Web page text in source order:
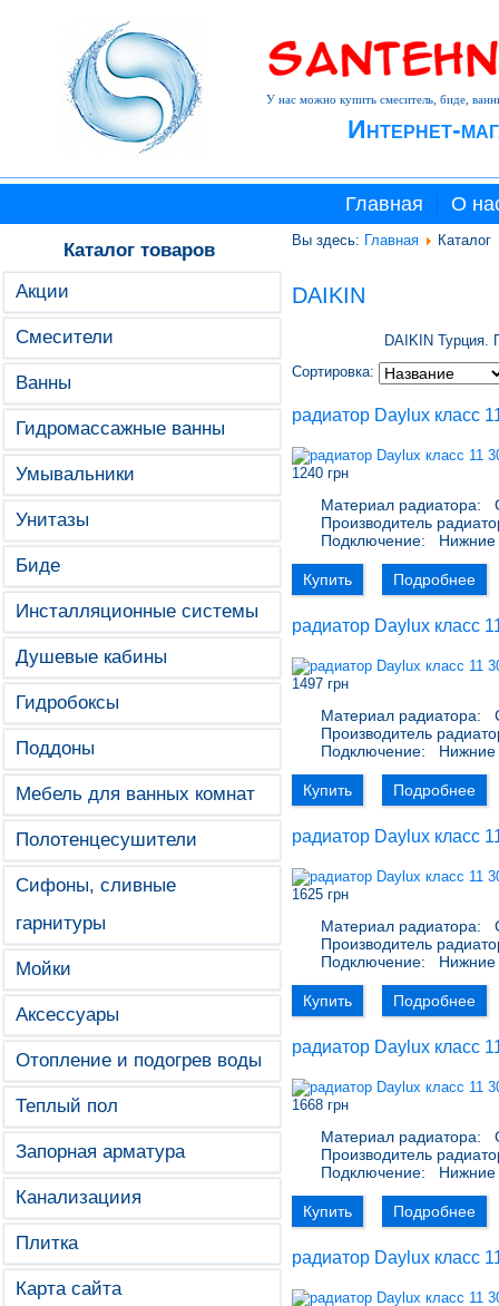
Интернет-
У нас можно купить смеситель, биде,
Главная О
Каталог товаров
Акции
Смесители
Ванны
Гидромассажные ванны
Умывальники
Унитазы
Биде
Инсталляционные системы
Душевые кабины
Гидробоксы
Поддоны
Мебель для ванных комнат
Полотенцесушители
Сифоны, сливные
гарнитуры
Мойки
Аксессуары
Отопление и подогрев воды
Теплый пол
Запорная арматура
Канализациия
Плитка
Карта сайта
Вы здесь: Главная Каталог
DAIKIN
DAIKIN Турция.
Сортировка:
радиатор Daylux класс
1240 грн
Материал радиатора:
Производитель
Подключение:
Нижние
Купить Подробнее
радиатор Daylux класс
1497 грн
Материал радиатора:
Производитель
Подключение:
Нижние
Купить Подробнее
радиатор Daylux класс
1625 грн
Материал радиатора:
Производитель
Подключение:
Нижние
Купить Подробнее
радиатор Daylux класс
1668 грн
Материал радиатора:
Производитель
Подключение:
Нижние
Купить Подробнее
радиатор Daylux класс